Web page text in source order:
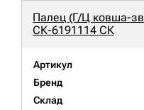
Палец (Г/Ц ковша-
СК-6191114 СК
Артикул
Бренд
Склад